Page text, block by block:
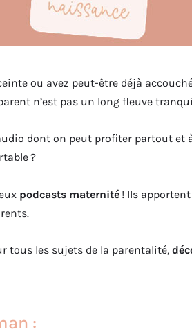
ou avez peut-être déjà
n’est pas un long fleuve
dont on peut profiter partout et
?
podcasts maternité ! Ils
tous les sujets de la parentalité,
: